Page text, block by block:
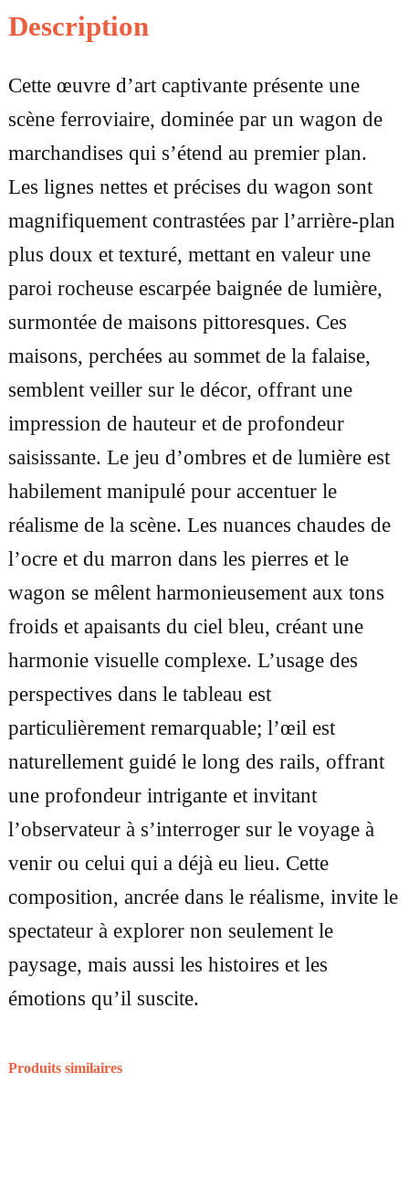
t
d
e
G
r
a
n
d
t
a
b
l
e
a
u
h
u
i
l
e
,
T
r
a
i
n
à
C
e
b
Description
Cette œuvre d’art captivante présente une
scène ferroviaire, dominée par un wagon de
marchandises qui s’étend au premier plan.
Les lignes nettes et précises du wagon sont
magnifiquement contrastées par l’arrière-plan
plus doux et texturé, mettant en valeur une
paroi rocheuse escarpée baignée de lumière,
surmontée de maisons pittoresques. Ces
maisons, perchées au sommet de la falaise,
semblent veiller sur le décor, offrant une
impression de hauteur et de profondeur
saisissante. Le jeu d’ombres et de lumière est
habilement manipulé pour accentuer le
réalisme de la scène. Les nuances chaudes de
l’ocre et du marron dans les pierres et le
wagon se mêlent harmonieusement aux tons
froids et apaisants du ciel bleu, créant une
harmonie visuelle complexe. L’usage des
perspectives dans le tableau est
particulièrement remarquable; l’œil est
naturellement guidé le long des rails, offrant
une profondeur intrigante et invitant
l’observateur à s’interroger sur le voyage à
venir ou celui qui a déjà eu lieu. Cette
composition, ancrée dans le réalisme, invite le
spectateur à explorer non seulement le
paysage, mais aussi les histoires et les
émotions qu’il suscite.
Produits similaires